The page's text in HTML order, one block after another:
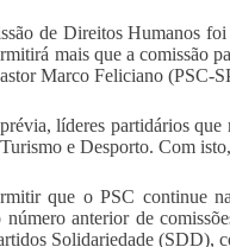
de Direitos Humanos
mais que a comissão
Marco Feliciano (PSC-
líderes partidários que
e Desporto. Com
que o PSC continue
anterior de
Solidariedade (SDD),